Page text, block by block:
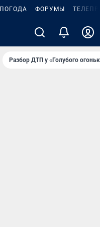
ПОГОДА ФОРУМЫ
Разбор ДТП у «Голубого